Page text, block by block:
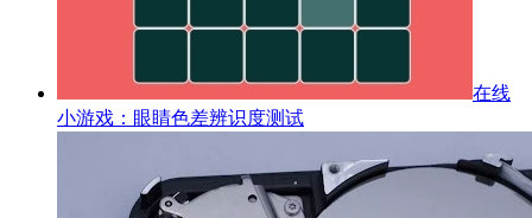
在线
小游戏：眼睛色差辨识度测试